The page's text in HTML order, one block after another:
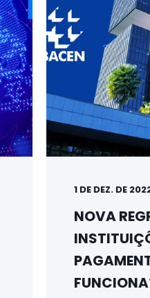
1 DE DEZ. DE
NOVA